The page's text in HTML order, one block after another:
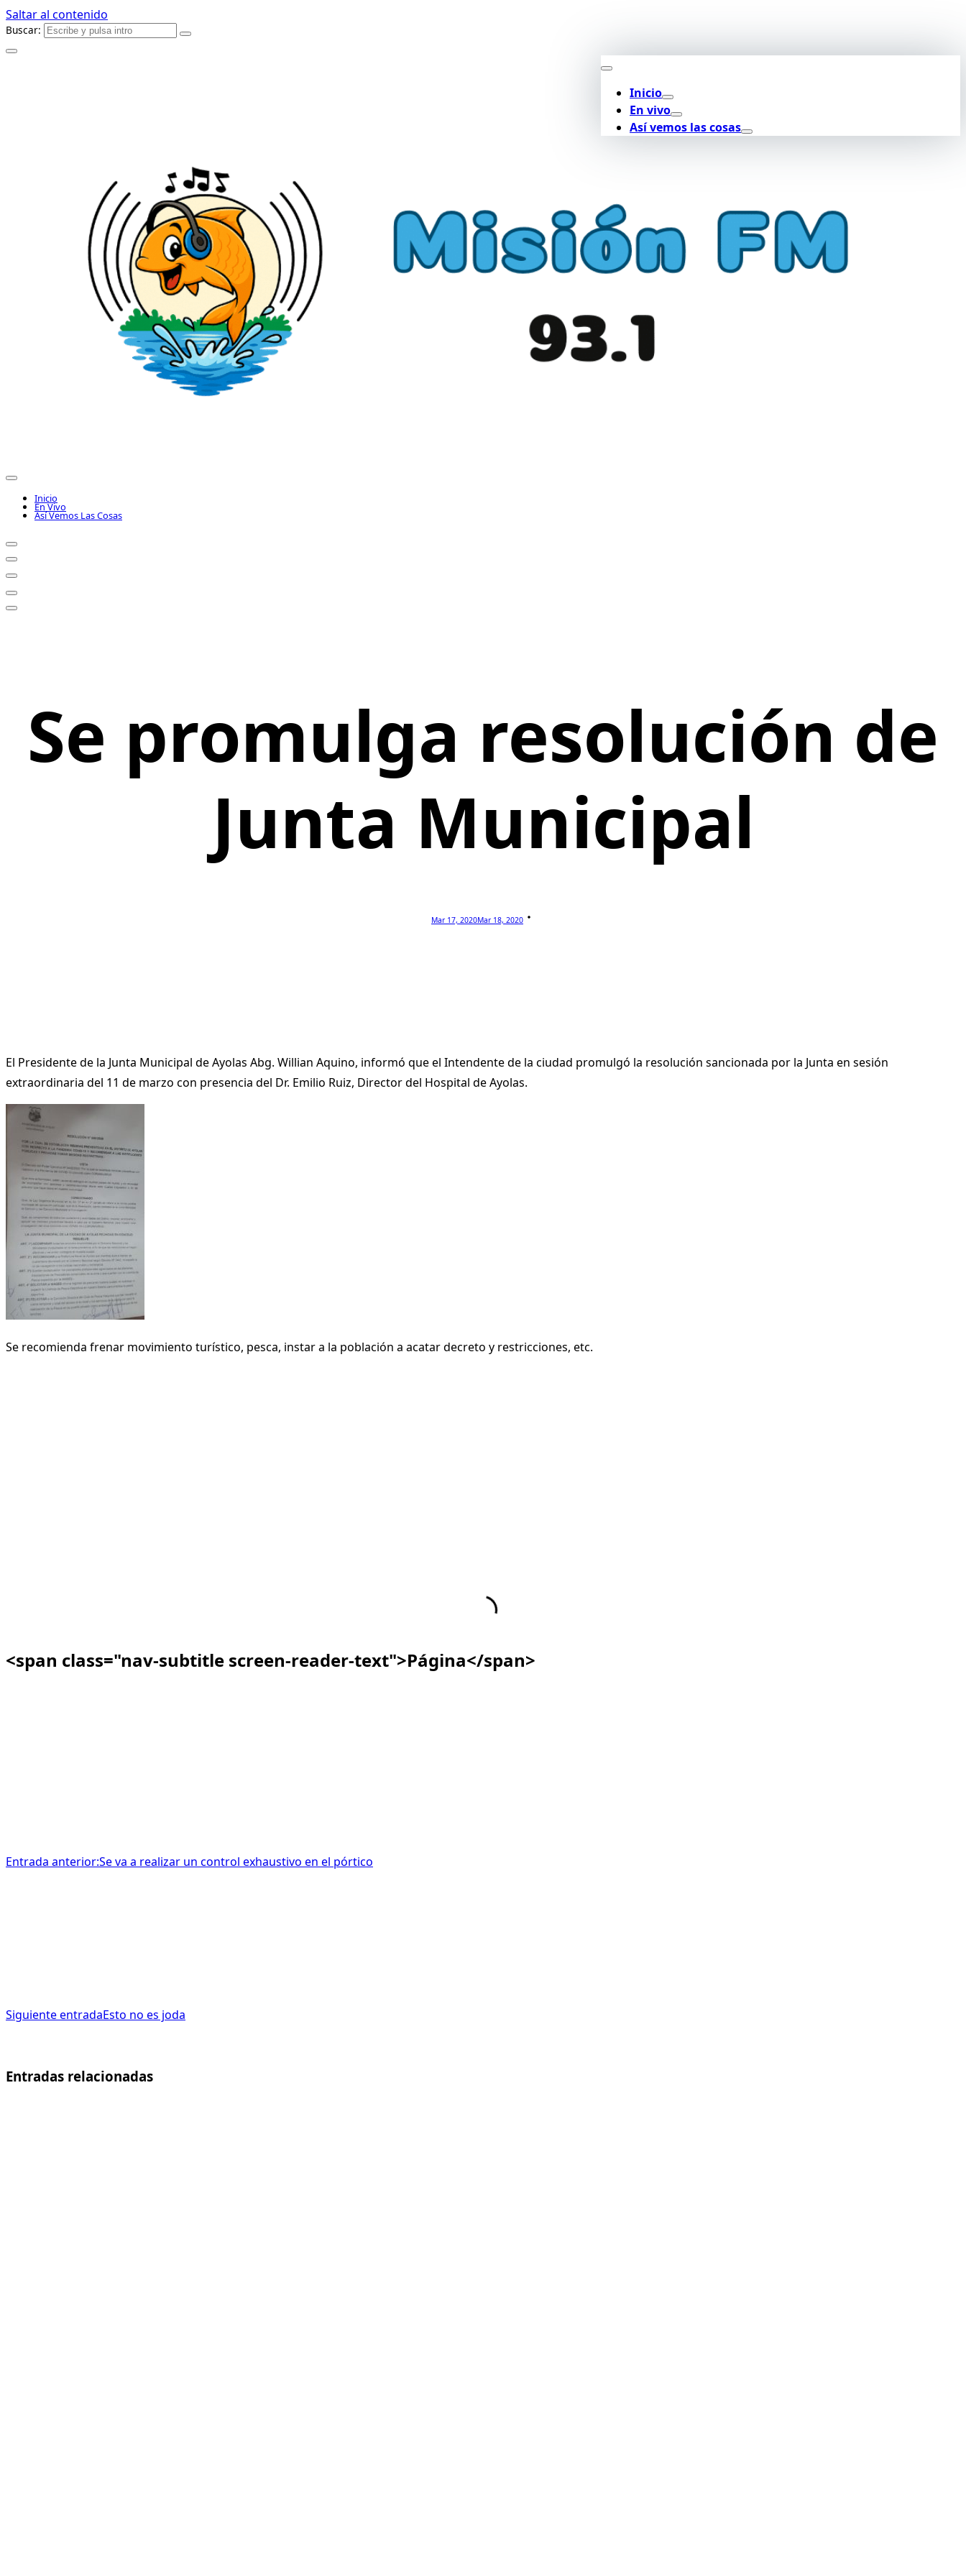
Saltar al contenido
Buscar:
Inicio
En vivo
Así vemos las cosas
Inicio
En Vivo
Así Vemos Las Cosas
Se promulga resolución de
Junta Municipal
Mar 17, 2020Mar 18, 2020
El Presidente de la Junta Municipal de Ayolas Abg. Willian Aquino, informó que el Intendente de la ciudad promulgó la resolución sancionada por la Junta en sesión
extraordinaria del 11 de marzo con presencia del Dr. Emilio Ruiz, Director del Hospital de Ayolas.
Se recomienda frenar movimiento turístico, pesca, instar a la población a acatar decreto y restricciones, etc.
<span class="nav-subtitle screen-reader-text">Página</span>
Entrada anterior:Se va a realizar un control exhaustivo en el pórtico
Siguiente entradaEsto no es joda
Entradas relacionadas